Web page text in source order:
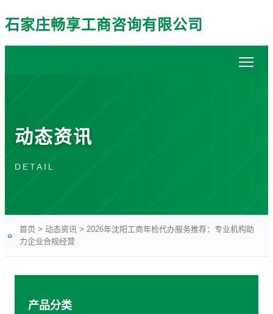
石家庄畅享工商咨询有限公司
动态资讯
DETAIL
首页 > 动态资讯 > 2026年沈阳工商年检代办服务推荐：专业机构助
力企业合规经营
产品分类